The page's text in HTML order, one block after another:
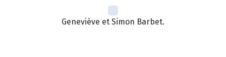
Geneviève et Simon Barbet.